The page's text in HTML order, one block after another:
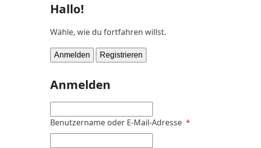
Hallo!
Wähle, wie du fortfahren willst.
Anmelden Registrieren
Anmelden
Benutzername oder E-Mail-Adresse *